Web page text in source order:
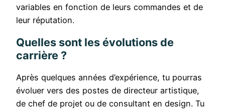
variables en fonction de leurs commandes et de
leur réputation.
Quelles sont les évolutions de
carrière ?
Après quelques années d’expérience, tu pourras
évoluer vers des postes de directeur artistique,
de chef de projet ou de consultant en design. Tu